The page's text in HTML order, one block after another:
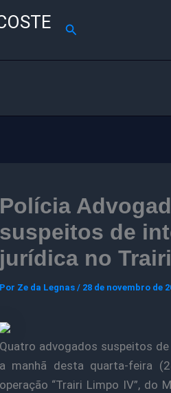
Pesquisar
Polícia
suspeitos de
jurídica no Trairi
Por Ze da Legnas / 28 de novembro de
Quatro advogados suspeitos
a manhã desta quarta-feira
operação “Trairi Limpo IV”, do